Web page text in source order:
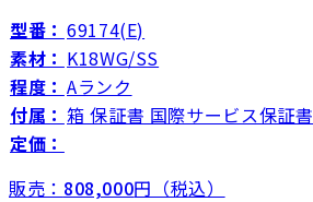
型番： 69174(E)
素材： K18WG/SS
程度： Aランク
付属： 箱 保証書 国際サービス保証書
定価：
販売： 808,000円（税込）